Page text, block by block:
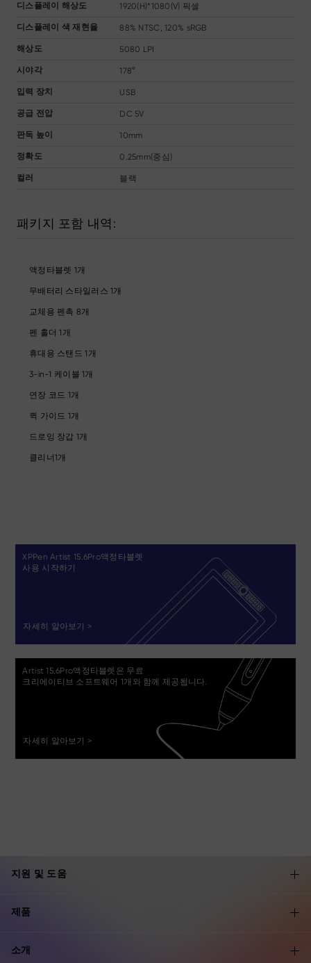
디스플레이 해상도 1920(H)*1080(V) 픽셀
디스플레이 색 재현율 88% NTSC, 120% sRGB
해상도 5080 LPI
시야각 178°
입력 장치 USB
공급 전압 DC 5V
판독 높이 10mm
정확도 0.25mm(중심)
컬러 블랙
패키지 포함 내역:
액정타블렛 1개
무배터리 스타일러스 1개
교체용 펜촉 8개
펜 홀더 1개
휴대용 스탠드 1개
3-in-1 케이블 1개
연장 코드 1개
퀵 가이드 1개
드로잉 장갑 1개
클리너1개
XPPen Artist 15.6Pro액정타블렛
사용 시작하기
자세히 알아보기 >
Artist 15.6Pro액정타블렛은 무료
크리에이티브 소프트웨어 1개와 함께 제공됩니다.
자세히 알아보기 >
지원 및 도움
제품
소개